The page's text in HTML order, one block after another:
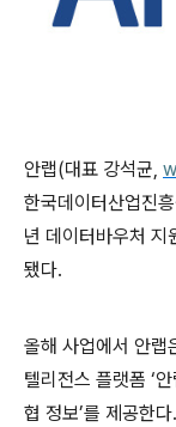
안랩(대표 강석균,
한국데이터산업진
년 데이터바우처 지
됐다.
올해 사업에서 안랩
텔리전스 플랫폼 ‘안
협 정보’를 제공한다.